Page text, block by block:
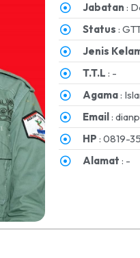
Jabatan :
Status :
Jenis
T.T.L : -
Agama:
Email:
HP : 0819-
Alamat : -